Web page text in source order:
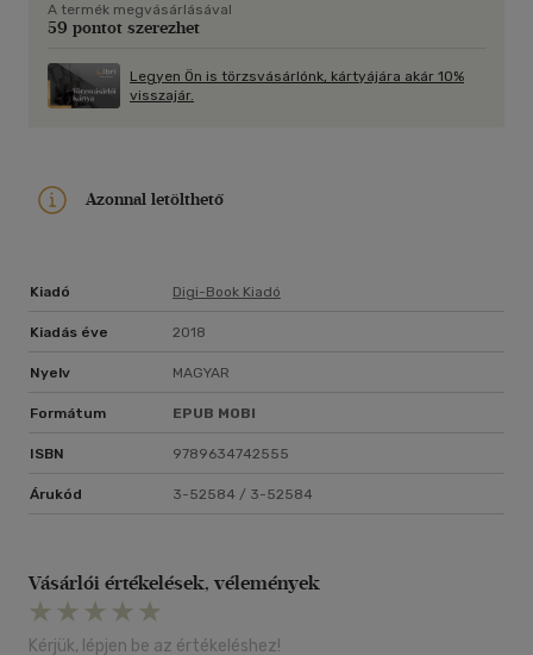
A termék megvásárlásával
59 pontot szerezhet
Legyen Ön is törzsvásárlónk, kártyájára akár 10%
visszajár.
Azonnal letölthető
Kiadó Digi-Book Kiadó
Kiadás éve 2018
Nyelv MAGYAR
Formátum EPUB MOBI
ISBN 9789634742555
Árukód 3-52584 / 3-52584
Vásárlói értékelések, vélemények
Kérjük, lépjen be az értékeléshez!